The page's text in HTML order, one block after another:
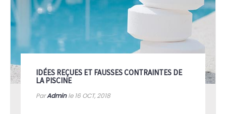
IDÉES REÇUES ET FAUSSES CONTRAINTES DE
LA PISCINE
ParAdminle 16 OCT, 2018